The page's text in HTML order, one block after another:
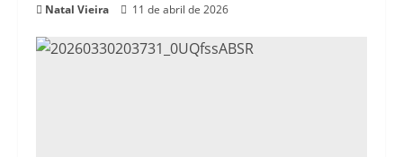
Natal Vieira 11 de abril de 2026